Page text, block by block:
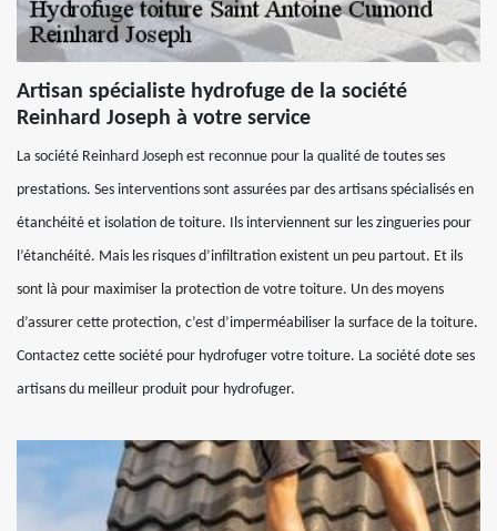
Artisan spécialiste hydrofuge de la société
Reinhard Joseph à votre service
La société Reinhard Joseph est reconnue pour la qualité de toutes ses
prestations. Ses interventions sont assurées par des artisans spécialisés en
étanchéité et isolation de toiture. Ils interviennent sur les zingueries pour
l’étanchéité. Mais les risques d’infiltration existent un peu partout. Et ils
sont là pour maximiser la protection de votre toiture. Un des moyens
d’assurer cette protection, c’est d’imperméabiliser la surface de la toiture.
Contactez cette société pour hydrofuger votre toiture. La société dote ses
artisans du meilleur produit pour hydrofuger.